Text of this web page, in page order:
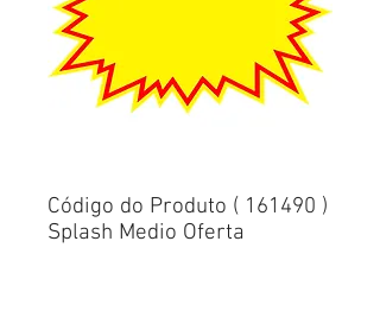
Código do Produto ( 161490 )
Splash Medio Oferta